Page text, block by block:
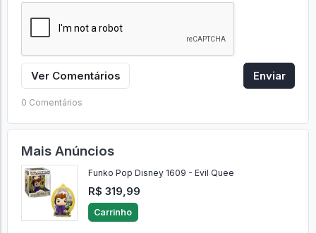
Ver Comentários Enviar
0 Comentários
Mais Anúncios
Funko Pop Disney 1609 - Evil Quee
R$ 319,99
Carrinho